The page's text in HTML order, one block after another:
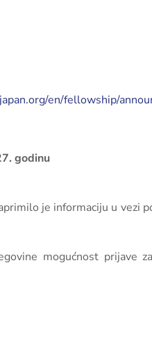
en/fellowship/
godinu
je informaciju u vezi
mogućnost prijave